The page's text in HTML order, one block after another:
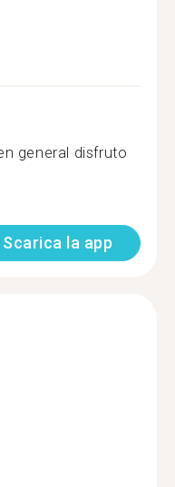
general disfruto
Scarica la app